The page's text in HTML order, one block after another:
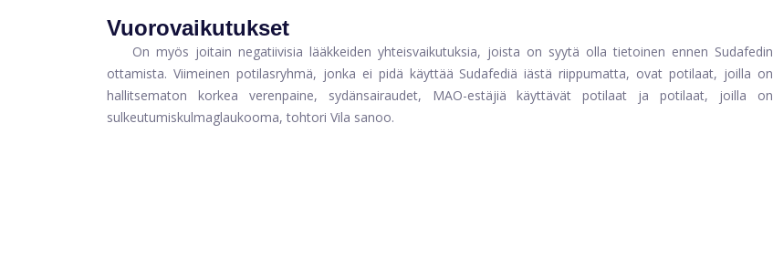
Vuorovaikutukset
On myös joitain negatiivisia lääkkeiden yhteisvaikutuksia, joista on syytä olla tietoinen ennen Sudafedin
ottamista. Viimeinen potilasryhmä, jonka ei pidä käyttää Sudafediä iästä riippumatta, ovat potilaat, joilla on
hallitsematon korkea verenpaine, sydänsairaudet, MAO-estäjiä käyttävät potilaat ja potilaat, joilla on
sulkeutumiskulmaglaukooma, tohtori Vila sanoo.